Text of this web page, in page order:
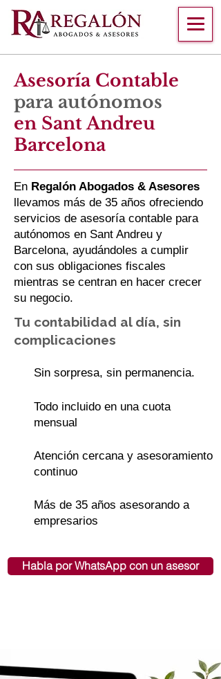
Asesoría Contable
para autónomos
en Sant Andreu
Barcelona
En Regalón Abogados & Asesores
llevamos más de 35 años ofreciendo
servicios de asesoría contable para
autónomos en Sant Andreu y
Barcelona, ayudándoles a cumplir
con sus obligaciones fiscales
mientras se centran en hacer crecer
su negocio.
Tu contabilidad al día, sin
complicaciones
Sin sorpresa, sin permanencia.
Todo incluido en una cuota
mensual
Atención cercana y asesoramiento
continuo
Más de 35 años asesorando a
empresarios
Habla por WhatsApp con un asesor